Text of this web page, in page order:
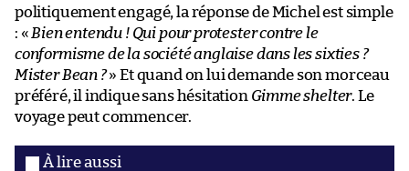
politiquement engagé, la réponse de Michel est simple
: « Bien entendu ! Qui pour protester contre le
conformisme de la société anglaise dans les sixties ?
Mister Bean ?» Et quand on lui demande son morceau
préféré, il indique sans hésitation Gimme shelter. Le
voyage peut commencer.